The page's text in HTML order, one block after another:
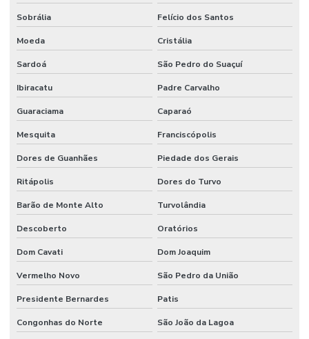
Sobrália Felício dos Santos
Moeda Cristália
Sardoá São Pedro do Suaçuí
Ibiracatu Padre Carvalho
Guaraciama Caparaó
Mesquita Franciscópolis
Dores de Guanhães Piedade dos Gerais
Ritápolis Dores do Turvo
Barão de Monte Alto Turvolândia
Descoberto Oratórios
Dom Cavati Dom Joaquim
Vermelho Novo São Pedro da União
Presidente Bernardes Patis
Congonhas do Norte São João da Lagoa